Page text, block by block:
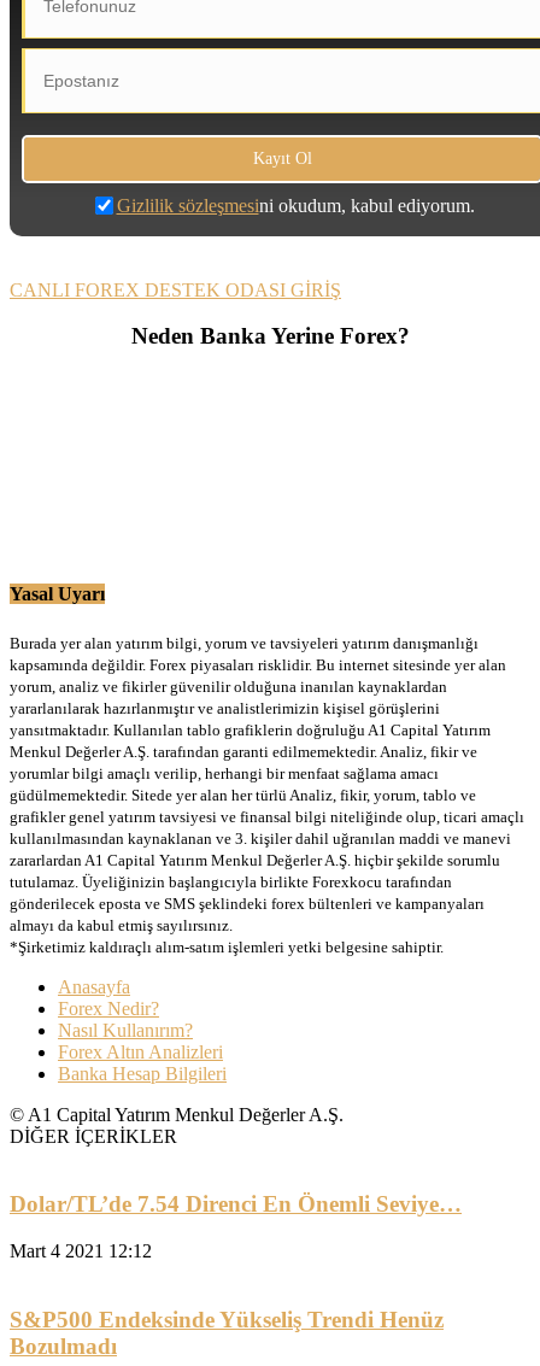
Gizlilik sözleşmesini okudum, kabul ediyorum.
CANLI FOREX DESTEK ODASI GİRİŞ
Neden Banka Yerine Forex?
Yasal Uyarı
Burada yer alan yatırım bilgi, yorum ve tavsiyeleri yatırım danışmanlığı
kapsamında değildir. Forex piyasaları risklidir. Bu internet sitesinde yer alan
yorum, analiz ve fikirler güvenilir olduğuna inanılan kaynaklardan
yararlanılarak hazırlanmıştır ve analistlerimizin kişisel görüşlerini
yansıtmaktadır. Kullanılan tablo grafiklerin doğruluğu A1 Capital Yatırım
Menkul Değerler A.Ş. tarafından garanti edilmemektedir. Analiz, fikir ve
yorumlar bilgi amaçlı verilip, herhangi bir menfaat sağlama amacı
güdülmemektedir. Sitede yer alan her türlü Analiz, fikir, yorum, tablo ve
grafikler genel yatırım tavsiyesi ve finansal bilgi niteliğinde olup, ticari amaçlı
kullanılmasından kaynaklanan ve 3. kişiler dahil uğranılan maddi ve manevi
zararlardan A1 Capital Yatırım Menkul Değerler A.Ş. hiçbir şekilde sorumlu
tutulamaz. Üyeliğinizin başlangıcıyla birlikte Forexkocu tarafından
gönderilecek eposta ve SMS şeklindeki forex bültenleri ve kampanyaları
almayı da kabul etmiş sayılırsınız.
*Şirketimiz kaldıraçlı alım-satım işlemleri yetki belgesine sahiptir.
Anasayfa
Forex Nedir?
Nasıl Kullanırım?
Forex Altın Analizleri
Banka Hesap Bilgileri
© A1 Capital Yatırım Menkul Değerler A.Ş.
DİĞER İÇERİKLER
Dolar/TL’de 7.54 Direnci En Önemli Seviye…
Mart 4 2021 12:12
S&P500 Endeksinde Yükseliş Trendi Henüz
Bozulmadı